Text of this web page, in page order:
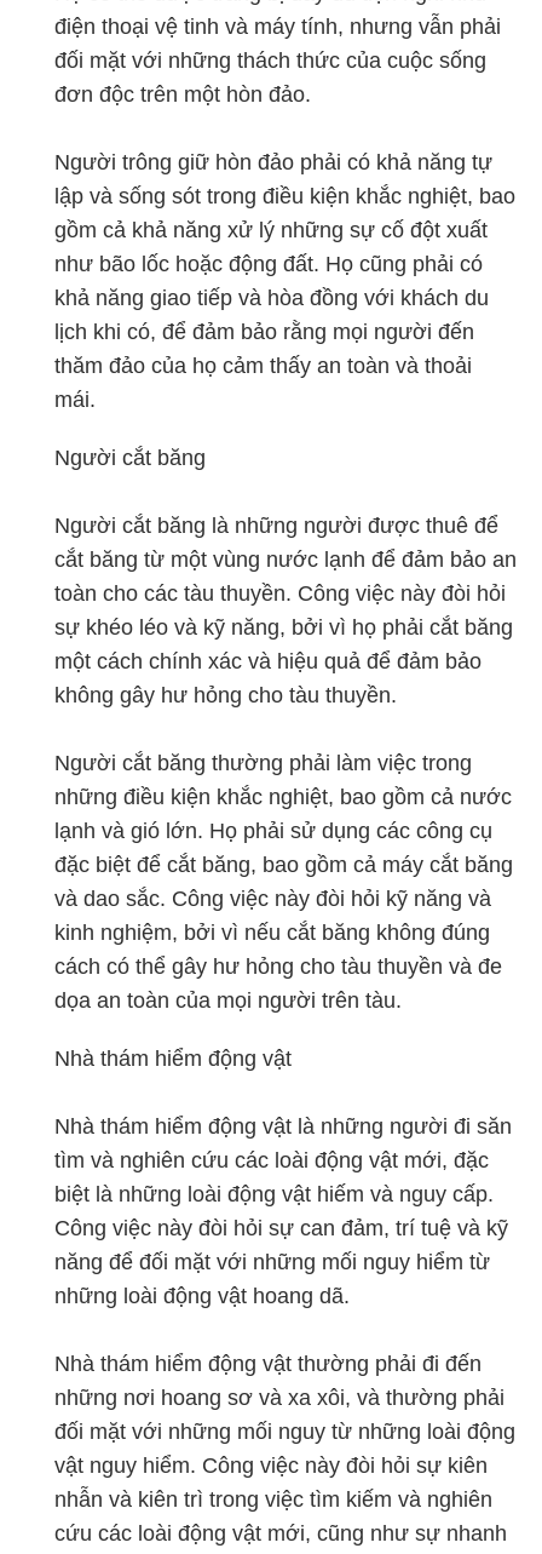
điện thoại vệ tinh và máy tính, nhưng vẫn phải
đối mặt với những thách thức của cuộc sống
đơn độc trên một hòn đảo.
Người trông giữ hòn đảo phải có khả năng tự
lập và sống sót trong điều kiện khắc nghiệt, bao
gồm cả khả năng xử lý những sự cố đột xuất
như bão lốc hoặc động đất. Họ cũng phải có
khả năng giao tiếp và hòa đồng với khách du
lịch khi có, để đảm bảo rằng mọi người đến
thăm đảo của họ cảm thấy an toàn và thoải
mái.
Người cắt băng
Người cắt băng là những người được thuê để
cắt băng từ một vùng nước lạnh để đảm bảo an
toàn cho các tàu thuyền. Công việc này đòi hỏi
sự khéo léo và kỹ năng, bởi vì họ phải cắt băng
một cách chính xác và hiệu quả để đảm bảo
không gây hư hỏng cho tàu thuyền.
Người cắt băng thường phải làm việc trong
những điều kiện khắc nghiệt, bao gồm cả nước
lạnh và gió lớn. Họ phải sử dụng các công cụ
đặc biệt để cắt băng, bao gồm cả máy cắt băng
và dao sắc. Công việc này đòi hỏi kỹ năng và
kinh nghiệm, bởi vì nếu cắt băng không đúng
cách có thể gây hư hỏng cho tàu thuyền và đe
dọa an toàn của mọi người trên tàu.
Nhà thám hiểm động vật
Nhà thám hiểm động vật là những người đi săn
tìm và nghiên cứu các loài động vật mới, đặc
biệt là những loài động vật hiếm và nguy cấp.
Công việc này đòi hỏi sự can đảm, trí tuệ và kỹ
năng để đối mặt với những mối nguy hiểm từ
những loài động vật hoang dã.
Nhà thám hiểm động vật thường phải đi đến
những nơi hoang sơ và xa xôi, và thường phải
đối mặt với những mối nguy từ những loài động
vật nguy hiểm. Công việc này đòi hỏi sự kiên
nhẫn và kiên trì trong việc tìm kiếm và nghiên
cứu các loài động vật mới, cũng như sự nhanh